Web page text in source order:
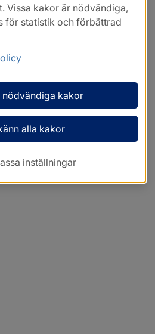
Vissa kakor är nödvändiga,
för statistik och förbättrad
nödvändiga kakor
alla kakor
inställningar